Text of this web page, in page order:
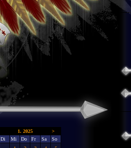
1. 2025
>
Di Mi Do Fr Sa
So